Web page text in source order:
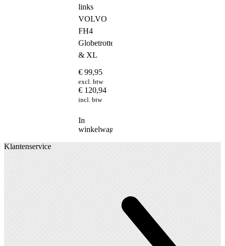
links
VOLVO
FH4
Globetrotter
& XL
€ 99,95
excl. btw
€ 120,94
incl. btw
In
winkelwagen
Klantenservice